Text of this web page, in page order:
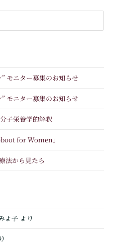
モニター募集のお知らせ
モニター募集のお知らせ
子栄養学的解釈
for Women」
法から見たら
よ子 より